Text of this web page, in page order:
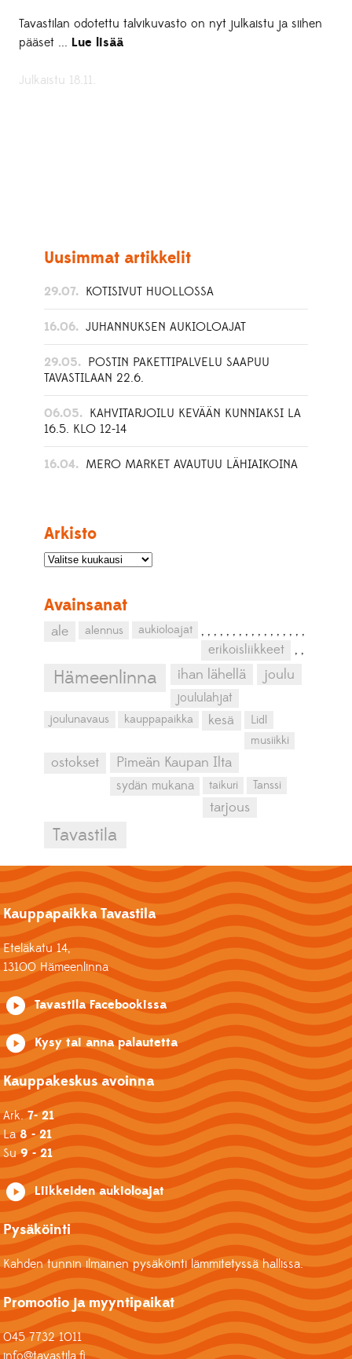
Tavastilan odotettu talvikuvasto on nyt julkaistu ja siihen
pääset ... Lue lisää
Julkaistu 18.11.
Uusimmat artikkelit
29.07. KOTISIVUT HUOLLOSSA
16.06. JUHANNUKSEN AUKIOLOAJAT
29.05. POSTIN PAKETTIPALVELU SAAPUU
TAVASTILAAN 22.6.
06.05. KAHVITARJOILU KEVÄÄN KUNNIAKSI LA
16.5. KLO 12-14
16.04. MERO MARKET AVAUTUU LÄHIAIKOINA
Arkisto
Avainsanat
ale ,
alennus ,
aukioloajat ,
erikoisliikkeet
,
Hämeenlinna
,
ihan lähellä
,
joulu
,
joululahjat
,
joulunavaus
,
kauppapaikka
,
kesä
,
Lidl
,
musiikki
,
ostokset
,
Pimeän Kaupan Ilta
,
sydän mukana
,
taikuri
,
Tanssi
,
tarjous
,
Tavastila
Kauppapaikka Tavastila
Eteläkatu 14,
13100 Hämeenlinna
Tavastila Facebookissa
Kysy tai anna palautetta
Kauppakeskus avoinna
Ark.7- 21
La8 - 21
Su9 - 21
Liikkeiden aukioloajat
Pysäköinti
Kahden tunnin ilmainen pysäköinti lämmitetyssä hallissa.
Promootio ja myyntipaikat
045 7732 1011
info@tavastila.fi